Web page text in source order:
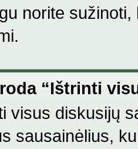
norite
“Ištrinti
visus diskusijų
sausainėlius,